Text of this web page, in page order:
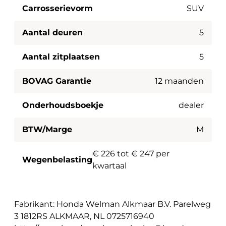
Carrosserievorm SUV
Aantal deuren 5
Aantal zitplaatsen 5
BOVAG Garantie 12 maanden
Onderhoudsboekje dealer
BTW/Marge M
Wegenbelasting
€ 226 tot € 247 per
kwartaal
Fabrikant: Honda Welman Alkmaar B.V. Parelweg
3 1812RS ALKMAAR, NL 0725716940